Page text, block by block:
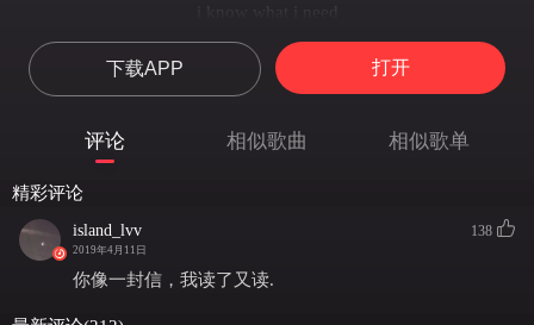
i know what i need
i just need u
你像一封信
我读了又读
占据我的视线
我看着你的侧脸
下载APP 打开
评论 相似歌曲 相似歌单
精彩评论
island_lvv
2019年4月11日
138
你像一封信，我读了又读.